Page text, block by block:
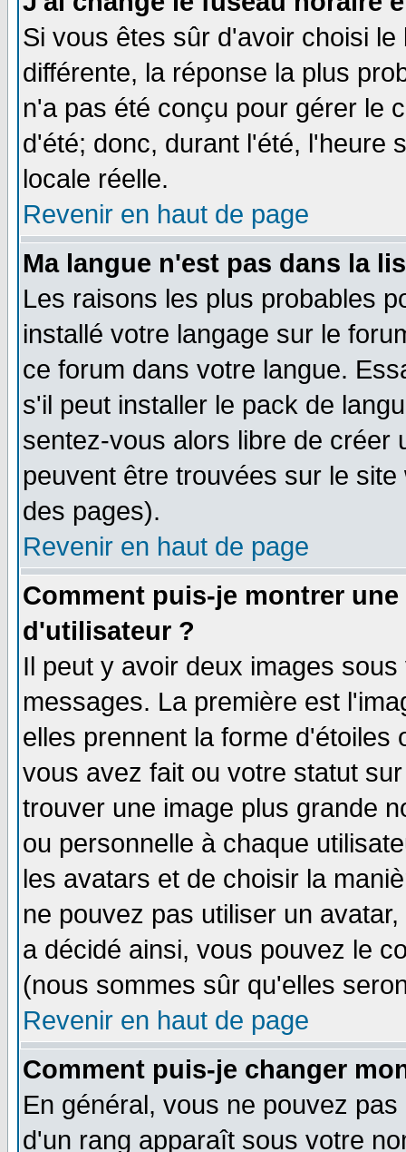
Si vous êtes sûr d'avoir choisi
différente, la réponse la plus
n'a pas été conçu pour gérer le
d'été; donc, durant l'été, l'heure
locale réelle.
Revenir en haut de page
Ma langue n'est pas dans la
Les raisons les plus probables
installé votre langage sur le
ce forum dans votre langue.
s'il peut installer le pack de
sentez-vous alors libre de créer
peuvent être trouvées sur le
des pages).
Revenir en haut de page
Comment puis-je montrer
d'utilisateur ?
Il peut y avoir deux images
messages. La première est
elles prennent la forme d'étoiles
vous avez fait ou votre statut
trouver une image plus grande
ou personnelle à chaque
les avatars et de choisir la
ne pouvez pas utiliser un
a décidé ainsi, vous pouvez le
(nous sommes sûr qu'elles
Revenir en haut de page
Comment puis-je changer
En général, vous ne pouvez
d'un rang apparaît sous votre